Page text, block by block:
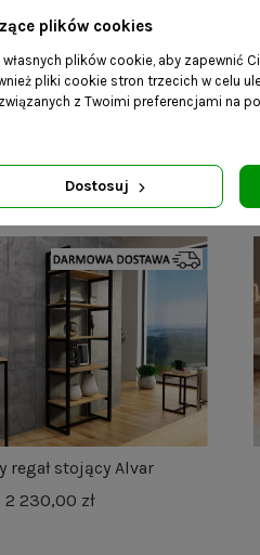
stojący Morten
regał stojący Alvar
2 230,00 zł
plików cookies
plików cookie, aby zapewnić
pliki cookie stron trzecich w celu
z Twoimi preferencjami na
Dostosuj